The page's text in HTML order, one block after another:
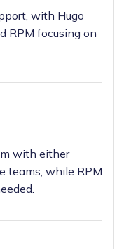
with Hugo
RPM focusing on
with either
teams, while RPM